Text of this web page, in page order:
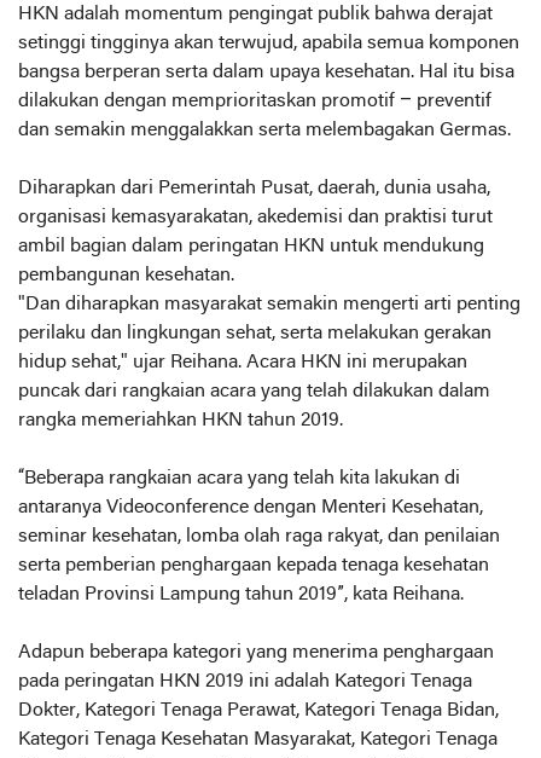
HKN adalah momentum pengingat publik bahwa derajat
setinggi tingginya akan terwujud, apabila semua komponen
bangsa berperan serta dalam upaya kesehatan. Hal itu bisa
dilakukan dengan memprioritaskan promotif – preventif
dan semakin menggalakkan serta melembagakan Germas.
Diharapkan dari Pemerintah Pusat, daerah, dunia usaha,
organisasi kemasyarakatan, akedemisi dan praktisi turut
ambil bagian dalam peringatan HKN untuk mendukung
pembangunan kesehatan.
"Dan diharapkan masyarakat semakin mengerti arti penting
perilaku dan lingkungan sehat, serta melakukan gerakan
hidup sehat," ujar Reihana. Acara HKN ini merupakan
puncak dari rangkaian acara yang telah dilakukan dalam
rangka memeriahkan HKN tahun 2019.
“Beberapa rangkaian acara yang telah kita lakukan di
antaranya Videoconference dengan Menteri Kesehatan,
seminar kesehatan, lomba olah raga rakyat, dan penilaian
serta pemberian penghargaan kepada tenaga kesehatan
teladan Provinsi Lampung tahun 2019”, kata Reihana.
Adapun beberapa kategori yang menerima penghargaan
pada peringatan HKN 2019 ini adalah Kategori Tenaga
Dokter, Kategori Tenaga Perawat, Kategori Tenaga Bidan,
Kategori Tenaga Kesehatan Masyarakat, Kategori Tenaga